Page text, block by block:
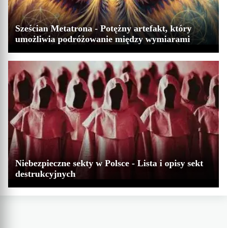
Sześcian Metatrona - Potężny artefakt, który
umożliwia podróżowanie między wymiarami
Niebezpieczne sekty w Polsce - Lista i opisy sekt
destrukcyjnych